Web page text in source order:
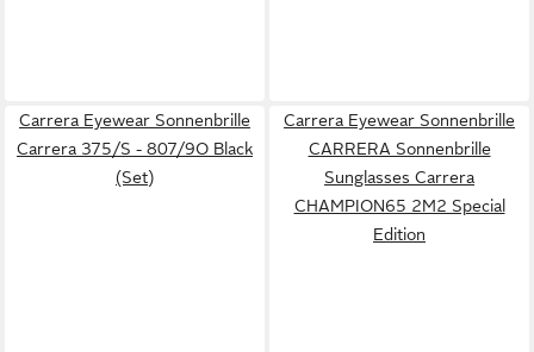
Carrera Eyewear Sonnenbrille
Carrera 375/S - 807/9O Black
(Set)
Carrera Eyewear Sonnenbrille
CARRERA Sonnenbrille
Sunglasses Carrera
CHAMPION65 2M2 Special
Edition